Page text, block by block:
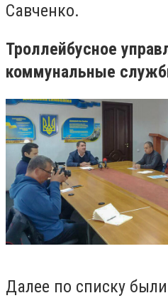
Савченко.
Троллейбусное
коммунальные
Далее по списку